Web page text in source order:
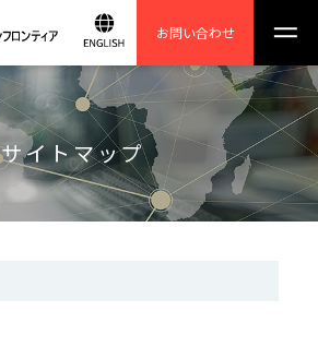
お問い合わせ
サイトマップ